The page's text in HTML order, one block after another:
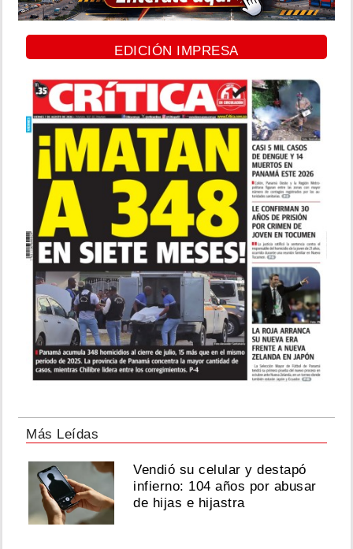
EDICIÓN IMPRESA
Más Leídas
Vendió su celular y destapó
infierno: 104 años por abusar
de hijas e hijastra